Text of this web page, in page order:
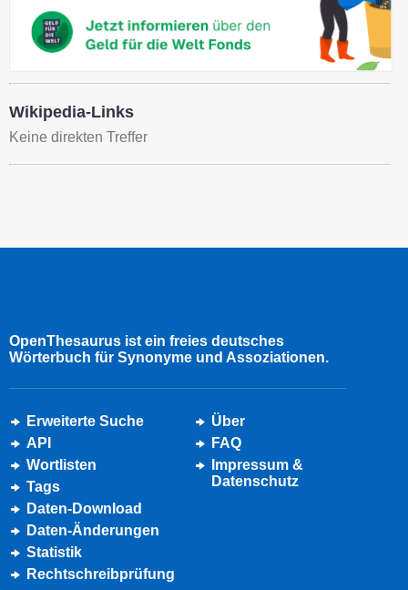
Wikipedia-Links
Keine direkten Treffer
OpenThesaurus ist ein freies deutsches
Wörterbuch für Synonyme und Assoziationen.
Erweiterte Suche
API
Wortlisten
Tags
Daten-Download
Daten-Änderungen
Statistik
Rechtschreibprüfung
Über
FAQ
Impressum &
Datenschutz